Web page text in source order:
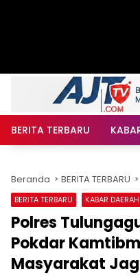
BERITA TERBARU
Beranda BERITA TERBARU
BERITA TERBARU KABAR DAERAH
Polres
Pokdar
Masyarakat